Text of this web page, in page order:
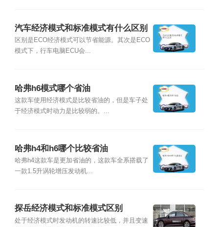
汽车经济模式和标准模式有什么区别
区别是ECO经济模式可以节省能源。其次是ECO
模式下，行车电脑ECU会...
哈弗h6模式哪个省油
这款车使用经济模式是比较省油的，但是车子处
于经济模式时动力是比较弱的。...
哈弗h4和h6哪个比较省油
哈弗h4这款车是更加省油的，这款车全系搭载了
一款1.5升涡轮增压发动机...
探岳经济模式和标准模式区别
处于经济模式时发动机的转速比较低，并且变速